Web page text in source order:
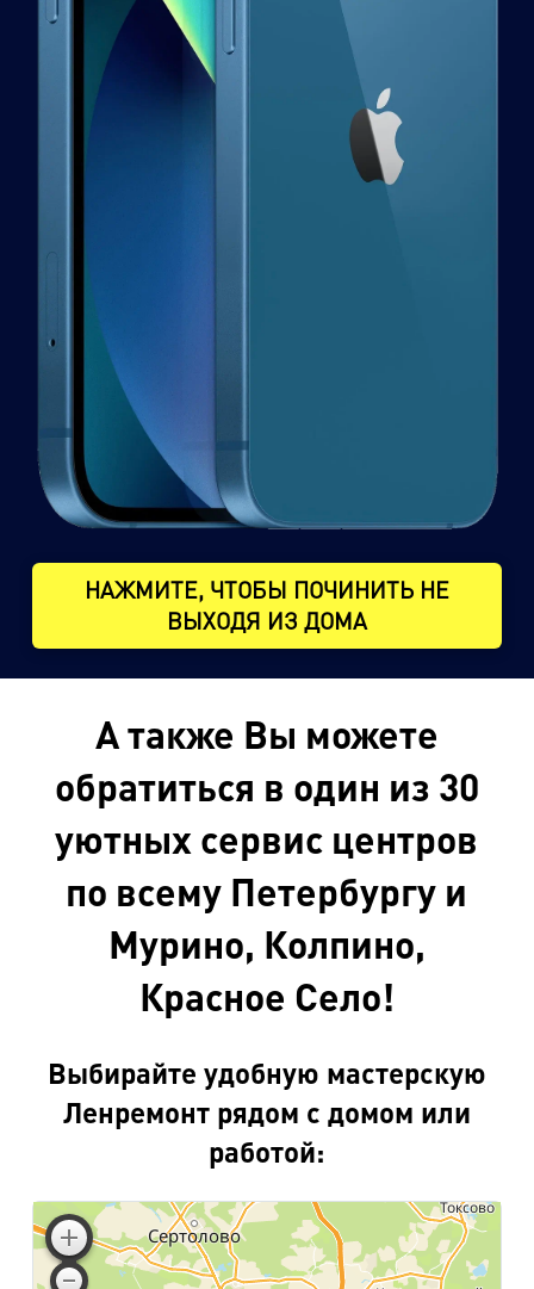
НАЖМИТЕ, ЧТОБЫ ПОЧИНИТЬ НЕ
ВЫХОДЯ ИЗ ДОМА
А также Вы можете
обратиться в один из 30
уютных сервис центров
по всему Петербургу и
Мурино, Колпино,
Красное Село!
Выбирайте удобную мастерскую
Ленремонт рядом с домом или
работой: